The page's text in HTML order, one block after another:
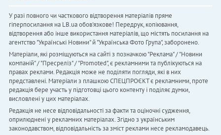
У разі повного чи часткового відтворення матеріалів пряме
гіперпосилання на LB.ua обов'язкове! Передрук, копіювання,
відтворення або інше використання матеріалів, що містять посилання на
агентство "Українськi Новини" й "Українська Фото Група", заборонено.
Матеріали, які розміщуються на сайті з позначкою "Реклама" / "Новини
компаній" / "Пресреліз" / "Promoted", є рекламними та публікуються на
правах реклами. Редакція може не поділяти погляди, які в них
представлені. Матеріали з плашкою СПЕЦПРОЄКТ є рекламними, проте
редакція бере участь у підготовці цього контенту і поділяє думки,
висловлені у цих матеріалах.
Редакція не несе відповідальності за факти та оціночні судження,
оприлюднені у рекламних матеріалах. Згідно з українським
законодавством, відповідальність за зміст реклами несе рекламодавець.